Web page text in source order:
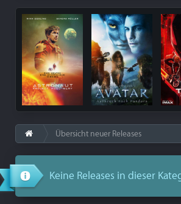
Übersicht neuer Releases
Keine Releases in dieser